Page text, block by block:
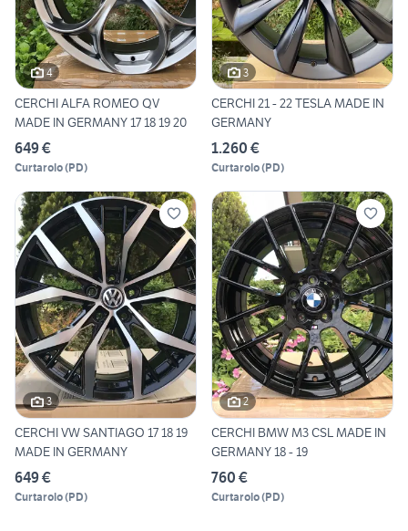
4
CERCHI ALFA ROMEO QV
MADE IN GERMANY 17 18 19 20
649 €
Curtarolo(PD)
3
CERCHI 21 - 22 TESLA MADE IN
GERMANY
1.260 €
Curtarolo(PD)
3
CERCHI VW SANTIAGO 17 18 19
MADE IN GERMANY
649 €
Curtarolo(PD)
2
CERCHI BMW M3 CSL MADE IN
GERMANY 18 - 19
760 €
Curtarolo(PD)